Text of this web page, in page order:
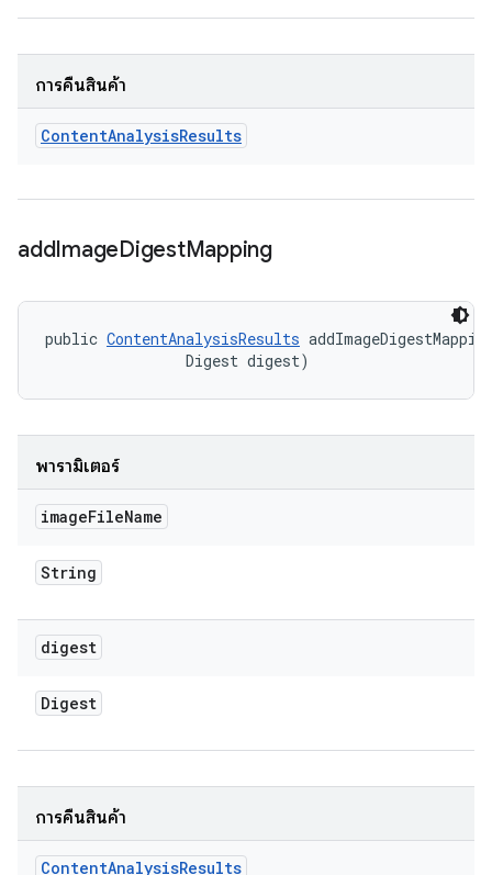
การคืนสินค้า
ContentAnalysisResults
addImageDigestMapping
public ContentAnalysisResults
                Digest digest)
พารามิเตอร์
imageFileName
String
digest
Digest
การคืนสินค้า
ContentAnalysisResults